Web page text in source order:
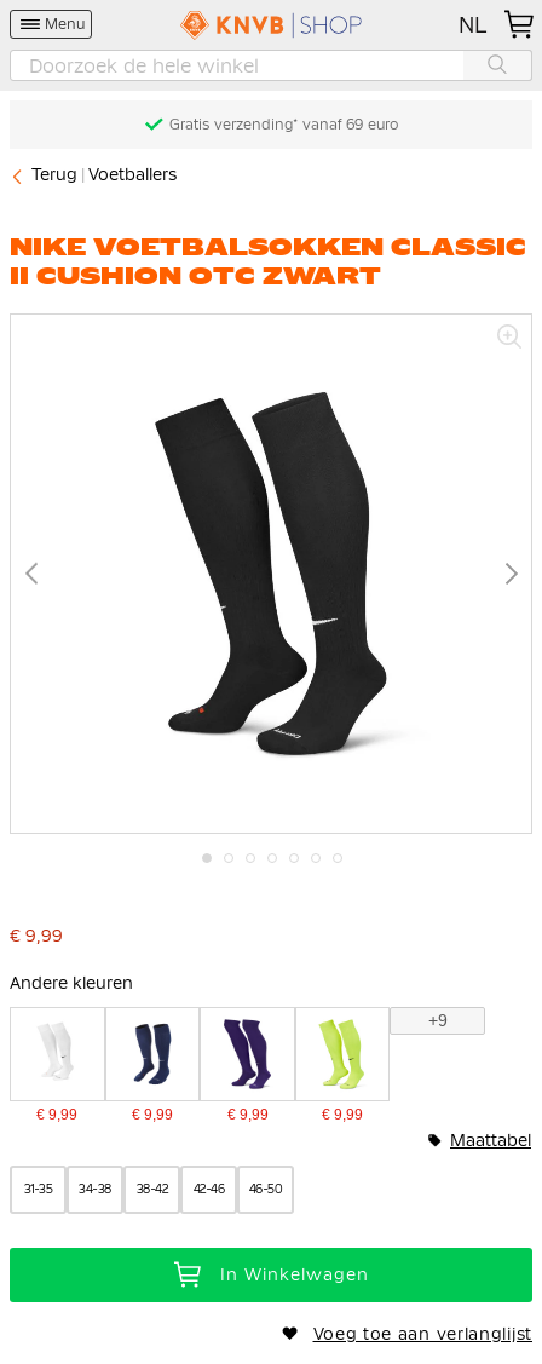
Menu NL
Gratis verzending* vanaf 69 euro
Terug Voetballers
NIKE VOETBALSOKKEN CLASSIC
II CUSHION OTC ZWART
begin
de
€ 9,99
Andere kleuren
€ 9,99 € 9,99 € 9,99 € 9,99
+9
31-35 34-38 38-42 42-46 46-50
Maattabel
In Winkelwagen
Voeg toe aan verlanglijst